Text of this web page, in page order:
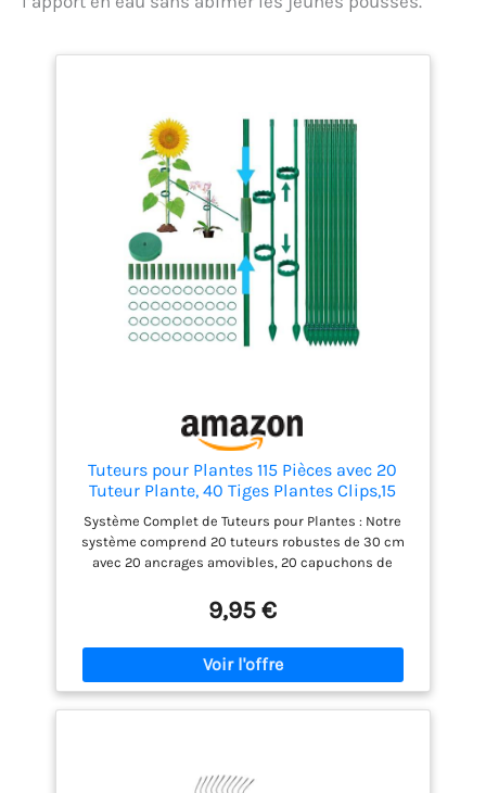
Tuteurs pour Plantes 115 Pièces avec 20
Tuteur Plante, 40 Tiges Plantes Clips,15
Tiges Tube d'extension, 1M Bande Velcro,
Tuteur Tomate
Jardin,Orchidée,Monstera,Plante
Grimpante Exterieur Interieur
Système Complet de Tuteurs pour Plantes : Notre
système comprend 20 tuteurs robustes de 30 cm
avec 20 ancrages amovibles, 20 capuchons de
et 15 rallonges pour fixer et allonger les tuteurs.
Robustes et Durables : Nos Tuteur Plante en fibre de
verre améliorée, plus résistante et indéformable
que le plastique. Ils supportent facilement même
les plantes les plus lourdes, vous évitant ainsi tout
risque de dommage ou de basculement.
amovibles pour une insertion facile dans le sol. Les
9,95 €